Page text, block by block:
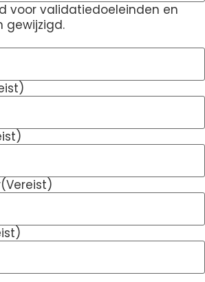
voor validatiedoeleinden en
gewijzigd.
(Vereist)